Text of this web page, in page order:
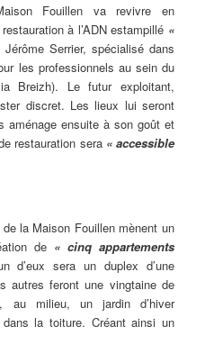
Fouillen va revivre en
à l’ADN estampillé «
Serrier, spécialisé dans
les professionnels au sein du
Breizh). Le futur exploitant,
discret. Les lieux lui seront
aménage ensuite à son goût et
restauration sera « accessible
la Maison Fouillen mènent un
de « cinq appartements
d’eux sera un duplex d’une
autres feront une vingtaine de
au milieu, un jardin d’hiver
la toiture. Créant ainsi un